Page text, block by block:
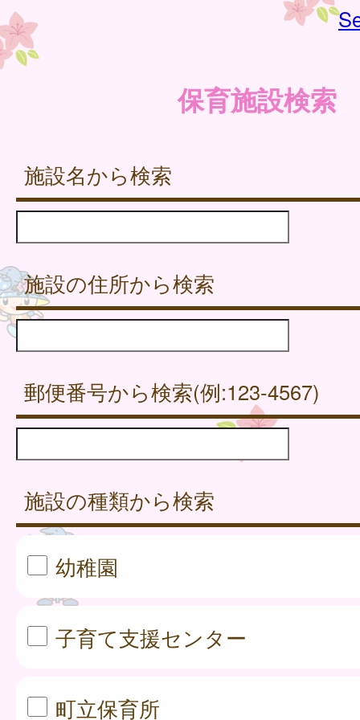
保育施設検索
施設名から検索
施設の住所から検索
郵便番号から検索(例:123-4567)
施設の種類から検索
幼稚園
子育て支援センター
町立保育所